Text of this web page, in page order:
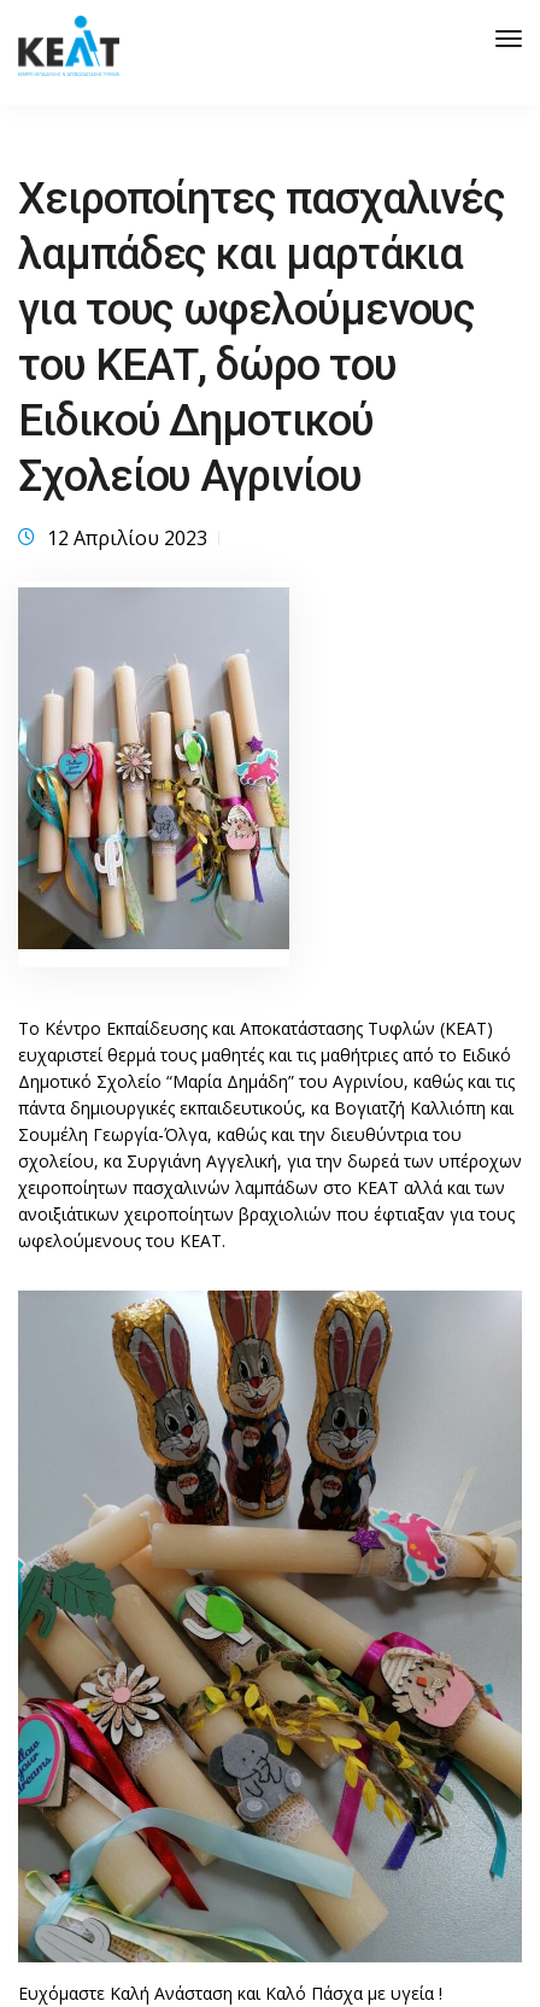
Χειροποίητες πασχαλινές
λαμπάδες και μαρτάκια
για τους ωφελούμενους
του ΚΕΑΤ, δώρο του
Ειδικού Δημοτικού
Σχολείου Αγρινίου
12 Απριλίου 2023
Το Κέντρο Εκπαίδευσης και Αποκατάστασης Τυφλών (ΚΕΑΤ)
ευχαριστεί θερμά τους μαθητές και τις μαθήτριες από το Ειδικό
Δημοτικό Σχολείο “Μαρία Δημάδη” του Αγρινίου, καθώς και τις
πάντα δημιουργικές εκπαιδευτικούς, κα Βογιατζή Καλλιόπη και
Σουμέλη Γεωργία-Όλγα, καθώς και την διευθύντρια του
σχολείου, κα Συργιάνη Αγγελική, για την δωρεά των υπέροχων
χειροποίητων πασχαλινών λαμπάδων στο ΚΕΑΤ αλλά και των
ανοιξιάτικων χειροποίητων βραχιολιών που έφτιαξαν για τους
ωφελούμενους του ΚΕΑΤ.
Ευχόμαστε Καλή Ανάσταση και Καλό Πάσχα με υγεία !